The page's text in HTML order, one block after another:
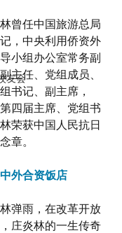
友会
曾任中国旅游总局
，中央利用侨资外
小组办公室常务副
主任、党组成员、
书记、副主席，
四届主席、党组书
荣获中国人民抗日
章。
外合资饭店
弹雨，在改革开放
庄炎林的一生传奇